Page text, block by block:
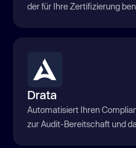
der für Ihre Zertifizierung
Drata
Automatisiert Ihren
zur Audit-Bereitschaft und